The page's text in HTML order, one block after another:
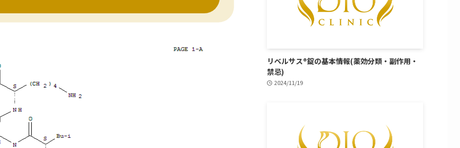
リベルサス®錠の基本情報(薬効分類・副作用・
禁忌)
2024/11/19